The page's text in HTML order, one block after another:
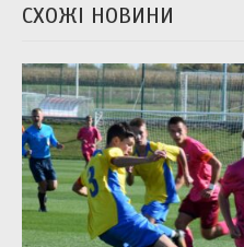
СХОЖІ НОВИНИ